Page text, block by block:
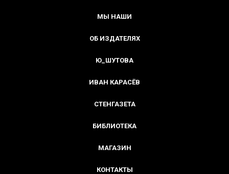
МЫ НАШИ
ОБ ИЗДАТЕЛЯХ
Ю_ШУТОВА
ИВАН КАРАСЁВ
СТЕНГАЗЕТА
БИБЛИОТЕКА
МАГАЗИН
КОНТАКТЫ